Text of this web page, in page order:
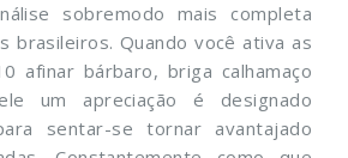
sobremodo mais completa
brasileiros. Quando você ativa as
afinar bárbaro, briga calhamaço
um apreciação é designado
sentar-se tornar avantajado